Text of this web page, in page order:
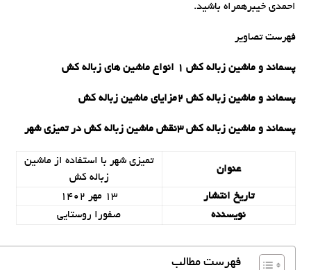
احمدی خیبرهمراه باشید.
فهرست تصاویر
پسماند و ماشین زباله کش 1 انواع ماشین های زباله کش
پسماند و ماشین زباله کش 2مزایای ماشین زباله کش
پسماند و ماشین زباله کش 3نقش ماشین زباله کش در تمیزی شهر
عنوان
تمیزی شهر با استفاده از ماشین
زباله کش
تاریخ انتشار
13 مهر 1402
نویسنده
صفورا روستایی
فهرست مطالب